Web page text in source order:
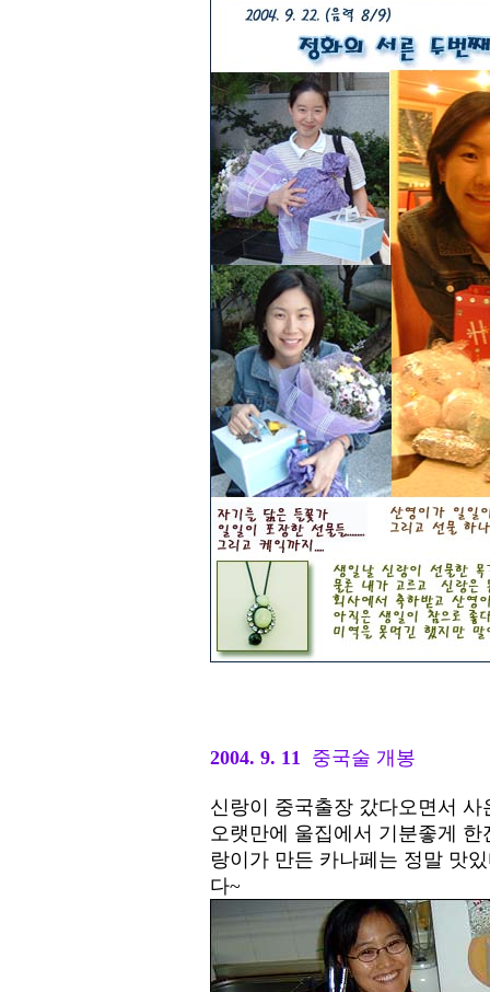
2004. 9. 11 중국술 개봉
신랑이 중국출장 갔다오면서
오랫만에 울집에서 기분좋게 한
랑이가 만든 카나페는 정말 맛
다~